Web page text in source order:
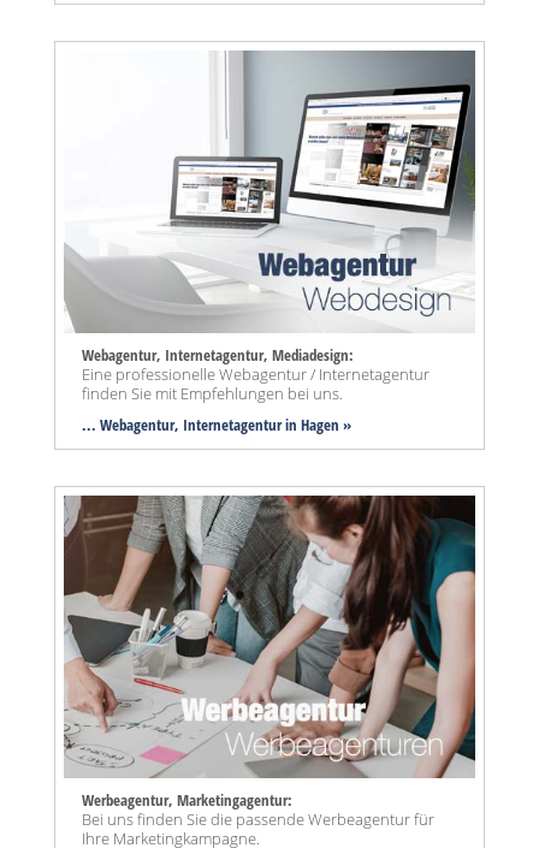
Webagentur, Internetagentur, Mediadesign:
Eine professionelle Webagentur / Internetagentur
finden Sie mit Empfehlungen bei uns.
... Webagentur, Internetagentur in Hagen »
Werbeagentur, Marketingagentur:
Bei uns finden Sie die passende Werbeagentur für
Ihre Marketingkampagne.